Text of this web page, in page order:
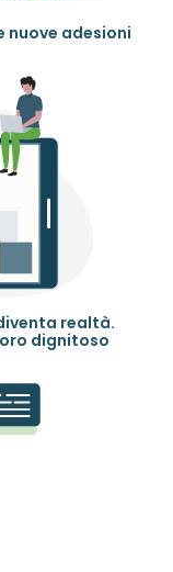
nuove adesioni
realtà.
dignitoso